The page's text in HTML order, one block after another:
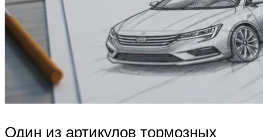
Один из артикулов тормозных